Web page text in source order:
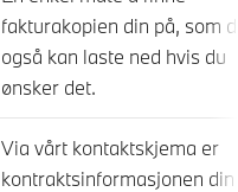
fakturakopien din på, som
også kan laste ned hvis du
ønsker det.
Via vårt kontaktskjema er
kontraktsinformasjonen din